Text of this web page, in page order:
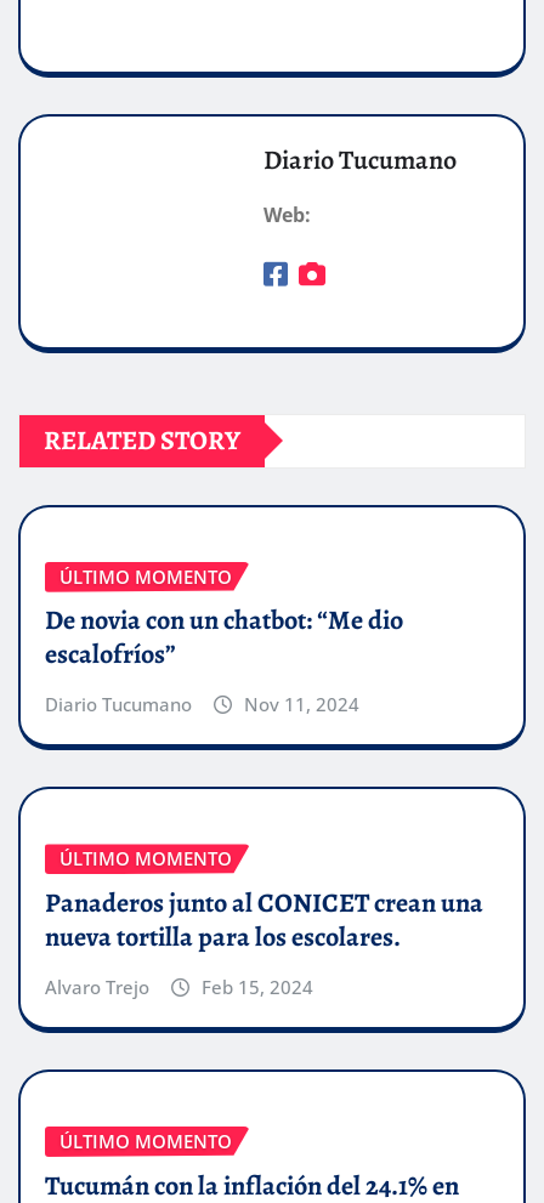
Diario Tucumano
Web:
RELATED STORY
ÚLTIMO MOMENTO
De novia con un chatbot: “Me dio
escalofríos”
Diario Tucumano Nov 11, 2024
ÚLTIMO MOMENTO
Panaderos junto al CONICET crean una
nueva tortilla para los escolares.
Alvaro Trejo Feb 15, 2024
ÚLTIMO MOMENTO
Tucumán con la inflación del 24.1% en